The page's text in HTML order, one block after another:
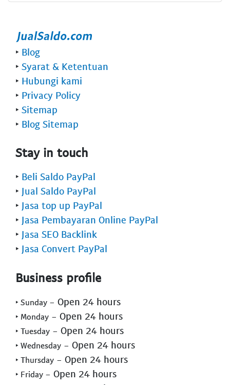
‣ Blog
‣ Syarat & Ketentuan
‣ Hubungi kami
‣ Privacy Policy
‣ Sitemap
‣ Blog Sitemap
Stay in touch
‣ Beli Saldo PayPal
‣ Jual Saldo PayPal
‣ Jasa top up PayPal
‣ Jasa Pembayaran Online PayPal
‣ Jasa SEO Backlink
‣ Jasa Convert PayPal
Business profile
‣ Sunday - Open 24 hours
‣ Monday - Open 24 hours
‣ Tuesday - Open 24 hours
‣ Wednesday - Open 24 hours
‣ Thursday - Open 24 hours
‣ Friday - Open 24 hours